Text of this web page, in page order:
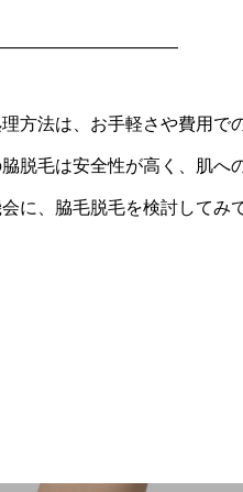
理方法は、お手軽さや費用で
脱毛は安全性が高く、肌へ
に、脇毛脱毛を検討してみ